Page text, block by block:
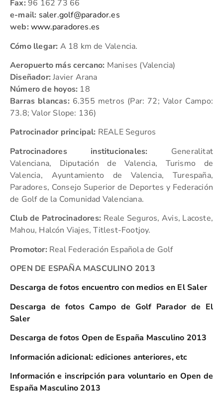
Fax: 96 162 73 66
e-mail: saler.golf@parador.es
web: www.paradores.es
Cómo llegar: A 18 km de Valencia.
Aeropuerto más cercano: Manises (Valencia)
Diseñador: Javier Arana
Número de hoyos: 18
Barras blancas: 6.355 metros (Par: 72; Valor Campo:
73.8; Valor Slope: 136)
Patrocinador principal: REALE Seguros
Patrocinadores institucionales: Generalitat
Valenciana, Diputación de Valencia, Turismo de
Valencia, Ayuntamiento de Valencia, Turespaña,
Paradores, Consejo Superior de Deportes y Federación
de Golf de la Comunidad Valenciana.
Club de Patrocinadores: Reale Seguros, Avis, Lacoste,
Mahou, Halcón Viajes, Titlest-Footjoy.
Promotor: Real Federación Española de Golf
OPEN DE ESPAÑA MASCULINO 2013
Descarga de fotos encuentro con medios en El Saler
Descarga de fotos Campo de Golf Parador de El
Saler
Descarga de fotos Open de España Masculino 2013
Información adicional: ediciones anteriores, etc
Información e inscripción para voluntario en Open de
España Masculino 2013